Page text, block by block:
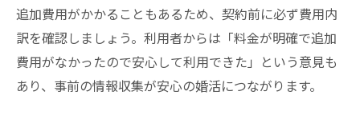
追加費用がかかることもあるため、契約前に必ず費用内
訳を確認しましょう。利用者からは「料金が明確で追加
費用がなかったので安心して利用できた」という意見も
あり、事前の情報収集が安心の婚活につながります。